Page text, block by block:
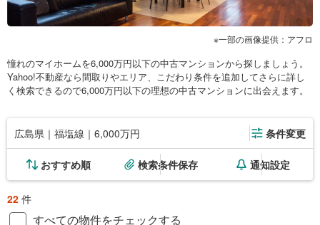
一部の画像提供：アフロ
憧れのマイホームを6,000万円以下の中古マンションから探しましょう。
Yahoo!不動産なら間取りやエリア、こだわり条件を追加してさらに詳し
く検索できるので6,000万円以下の理想の中古マンションに出会えます。
広島県｜福塩線｜6,000万円 条件変更
おすすめ順 検索条件保存 通知設定
22 件
すべての物件をチェックする